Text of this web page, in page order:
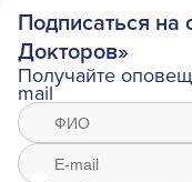
Подписаться
Докторов»
Получайте
mail